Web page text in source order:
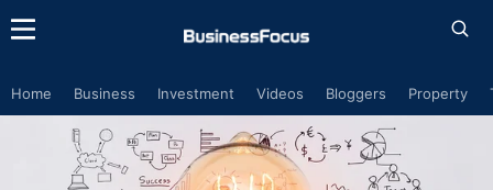
Home Business Investment Videos Bloggers Property